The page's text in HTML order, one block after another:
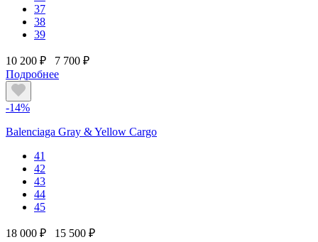
37
38
39
10 200 ₽
7 700 ₽
Подробнее
-14%
Balenciaga Gray & Yellow Cargo
41
42
43
44
45
18 000 ₽
15 500 ₽